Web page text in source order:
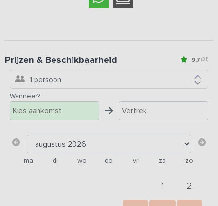
9,7 (31)
Prijzen & Beschikbaarheid
1 persoon
Wanneer?
ma di wo do vr za zo
1 2